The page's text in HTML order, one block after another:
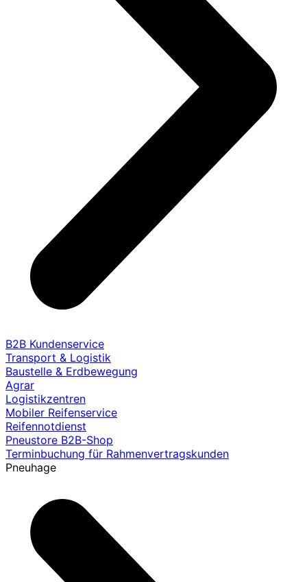
B2B Kundenservice
Transport & Logistik
Baustelle & Erdbewegung
Agrar
Logistikzentren
Mobiler Reifenservice
Reifennotdienst
Pneustore B2B-Shop
Terminbuchung für Rahmenvertragskunden
Pneuhage